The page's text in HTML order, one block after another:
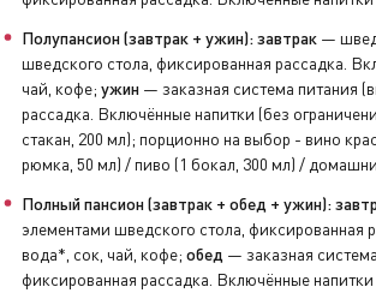
Полупансион (завтрак + ужин): завтрак —
шведского стола, фиксированная рассадка.
чай, кофе; ужин — заказная система питания
рассадка. Включённые напитки (без
стакан, 200 мл); порционно на выбор - вино
рюмка, 50 мл) / пиво (1 бокал, 300 мл) /
Полный пансион (завтрак + обед + ужин):
элементами шведского стола, фиксированная
вода*, сок, чай, кофе; обед — заказная
фиксированная рассадка. Включённые